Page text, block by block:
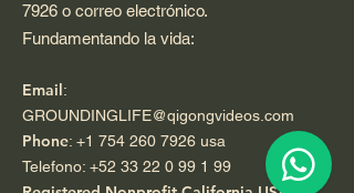
7926 o correo electrónico.
Fundamentando la vida:
Email:
GROUNDINGLIFE@qigongvideos.com
Phone: +1 754 260 7926 usa
Telefono: +52 33 22 0 99 1 99